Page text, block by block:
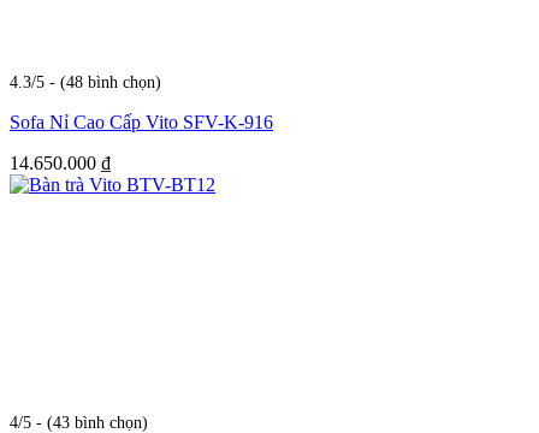
4.3/5 - (48 bình chọn)
Sofa Nỉ Cao Cấp Vito SFV-K-916
14.650.000 ₫
4/5 - (43 bình chọn)